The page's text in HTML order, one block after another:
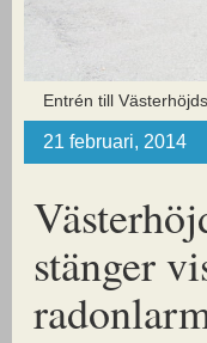
Entrén till
21 februari, 2014
stänger